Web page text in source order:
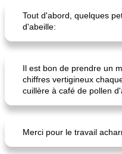
pouding au chocolat maison
Tout d'abord, quelques
d'abeille:
Il est bon de prendre un
chiffres vertigineux
cuillère à café de pollen
Merci pour le travail